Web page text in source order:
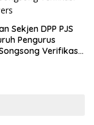
Sekjen DPP PJS
Pengurus
Verifikasi